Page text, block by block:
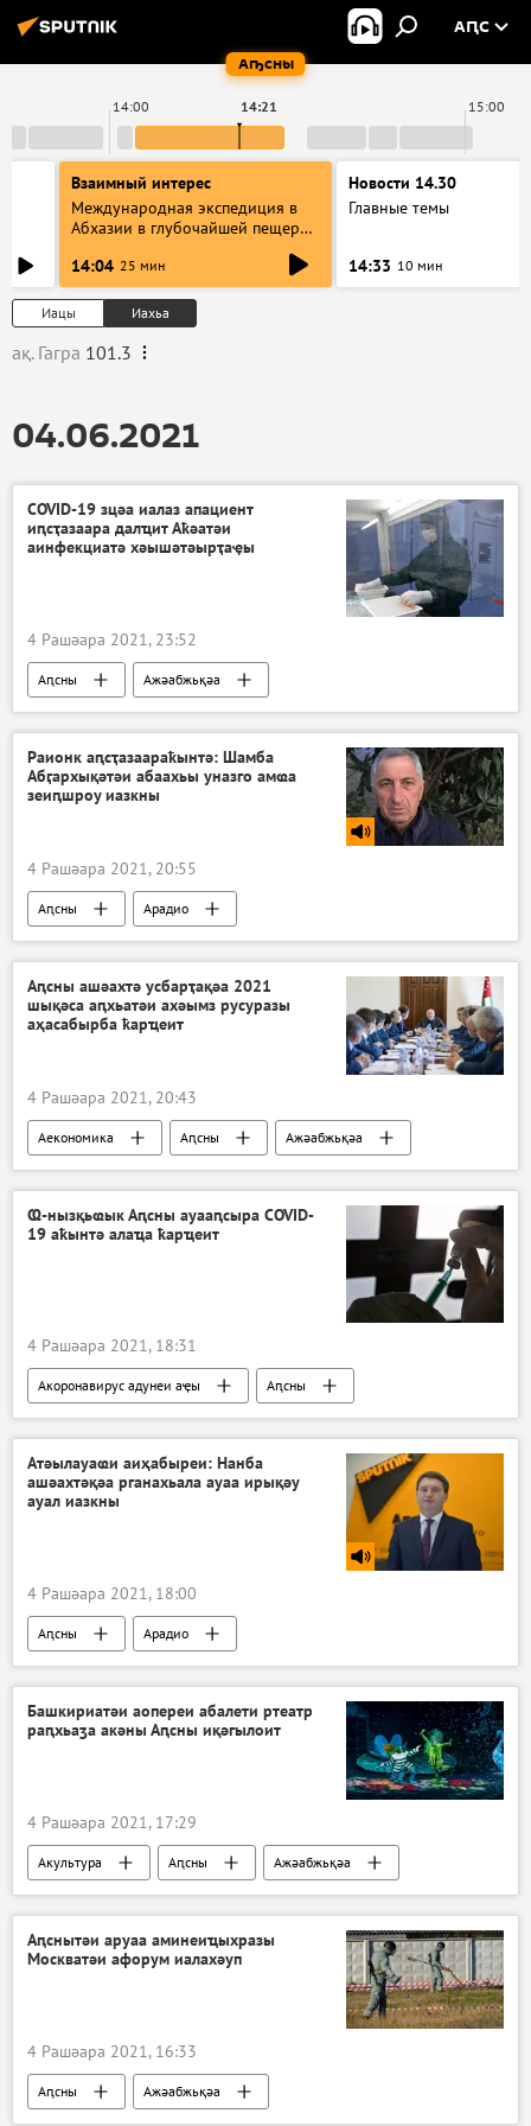
Аҧсны
АԤС
14:00 15:00
14:21
Взаимный интерес
Международная экспедиция в
Абхазии в глубочайшей пещере
спелеологами
14:04 25 мин
Новости 14.30
Главные темы
14:33 10 мин
Иацы Иахьа
ақ. Гагра 101.3
04.06.2021
COVID-19 зцәа иалаз апациент
иԥсҭазаара далҵит Аҟәатәи
аинфекциатә хәышәтәырҭаҿы
4 Рашәара 2021, 23:52
Аԥсны Ажәабжьқәа
Раионк аԥсҭазаараҟынтә: Шамба
Абӷархықәтәи абаахьы уназго амҩа
зеиԥшроу иазкны
4 Рашәара 2021, 20:55
Аԥсны Арадио
Аԥсны ашәахтә усбарҭақәа 2021
шықәса аԥхьатәи ахәымз русуразы
аҳасабырба ҟарҵеит
4 Рашәара 2021, 20:43
Аекономика Аԥсны Ажәабжьқәа
Ҩ-нызқьҩык Аԥсны ауааԥсыра COVID-
19 аҟынтә алаҵа ҟарҵеит
4 Рашәара 2021, 18:31
Акоронавирус адунеи аҿы
Аԥсны
Ажәабжьқәа
Атәылауаҩи аиҳабыреи: Нанба
ашәахтәқәа рганахьала ауаа ирықәу
ауал иазкны
4 Рашәара 2021, 18:00
Аԥсны
Арадио
Атәылауаҩи аиҳабыреи
Башкириатәи аопереи абалети ртеатр
раԥхьаӡа акәны Аԥсны иқәгылоит
4 Рашәара 2021, 17:29
Акультура Аԥсны Ажәабжьқәа
Аԥснытәи аруаа аминеиҵыхразы
Москватәи афорум иалахәуп
4 Рашәара 2021, 16:33
Аԥсны Ажәабжьқәа